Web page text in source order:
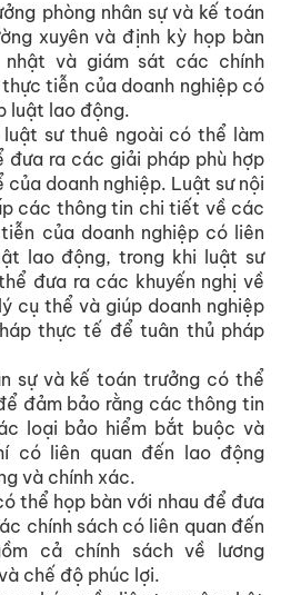
phòng nhân sự và kế toán
xuyên và định kỳ họp bàn
và giám sát các chính
tiễn của doanh nghiệp có
luật lao động.
sư thuê ngoài có thể làm
đưa ra các giải pháp phù hợp
của doanh nghiệp. Luật sư nội
các thông tin chi tiết về các
của doanh nghiệp có liên
lao động, trong khi luật sư
đưa ra các khuyến nghị về
cụ thể và giúp doanh nghiệp
thực tế để tuân thủ pháp
sự và kế toán trưởng có thể
đảm bảo rằng các thông tin
loại bảo hiểm bắt buộc và
có liên quan đến lao động
và chính xác.
thể họp bàn với nhau để đưa
chính sách có liên quan đến
cả chính sách về lương
chế độ phúc lợi.